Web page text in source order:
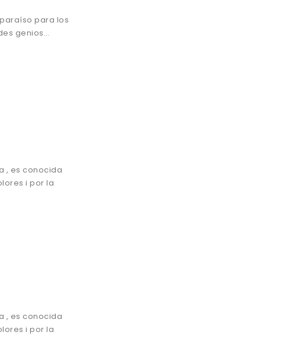
para los
genios…
, es conocida
i por la
, es conocida
i por la